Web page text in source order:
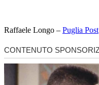
Raffaele Longo – Puglia Post